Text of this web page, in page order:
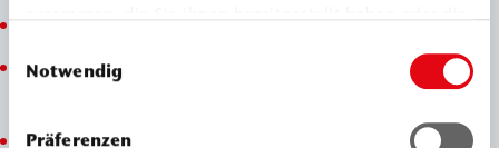
haben.
Notwendig
Präferenzen
gute Haftung auf Beton, mineralischen
hohe mechanische Festigkeit